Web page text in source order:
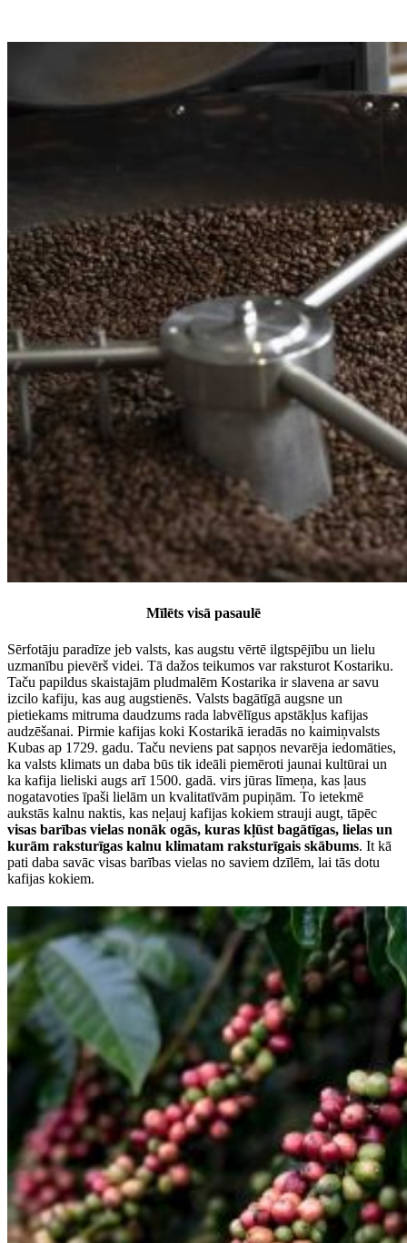
Mīlēts visā pasaulē
Sērfotāju paradīze jeb valsts, kas augstu vērtē ilgtspējību un lielu
uzmanību pievērš videi. Tā dažos teikumos var raksturot Kostariku.
Taču papildus skaistajām pludmalēm Kostarika ir slavena ar savu
izcilo kafiju, kas aug augstienēs. Valsts bagātīgā augsne un
pietiekams mitruma daudzums rada labvēlīgus apstākļus kafijas
audzēšanai. Pirmie kafijas koki Kostarikā ieradās no kaimiņvalsts
Kubas ap 1729. gadu. Taču neviens pat sapņos nevarēja iedomāties,
ka valsts klimats un daba būs tik ideāli piemēroti jaunai kultūrai un
ka kafija lieliski augs arī 1500. gadā. virs jūras līmeņa, kas ļaus
nogatavoties īpaši lielām un kvalitatīvām pupiņām. To ietekmē
aukstās kalnu naktis, kas neļauj kafijas kokiem strauji augt, tāpēc
visas barības vielas nonāk ogās, kuras kļūst bagātīgas, lielas un
kurām raksturīgas kalnu klimatam raksturīgais skābums. It kā
pati daba savāc visas barības vielas no saviem dzīlēm, lai tās dotu
kafijas kokiem.